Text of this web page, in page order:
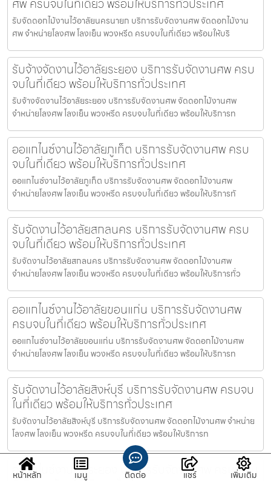
รับจัดดอกไม้งานไว้อาลัยนครนายก บริการรับจัดงานศพ จัดดอกไม้งาน
ศพ จำหน่ายโลงศพ โลงเย็น พวงหรีด ครบจบในที่เดียว พร้อมให้บริ
รับจ้างจัดงานไว้อาลัยระยอง บริการรับจัดงานศพ ครบ
จบในที่เดียว พร้อมให้บริการทั่วประเทศ
รับจ้างจัดงานไว้อาลัยระยอง บริการรับจัดงานศพ จัดดอกไม้งานศพ
จำหน่ายโลงศพ โลงเย็น พวงหรีด ครบจบในที่เดียว พร้อมให้บริการท
ออแกไนซ์งานไว้อาลัยภูเก็ต บริการรับจัดงานศพ ครบ
จบในที่เดียว พร้อมให้บริการทั่วประเทศ
ออแกไนซ์งานไว้อาลัยภูเก็ต บริการรับจัดงานศพ จัดดอกไม้งานศพ
จำหน่ายโลงศพ โลงเย็น พวงหรีด ครบจบในที่เดียว พร้อมให้บริการทั
รับจัดงานไว้อาลัยสกลนคร บริการรับจัดงานศพ ครบ
จบในที่เดียว พร้อมให้บริการทั่วประเทศ
รับจัดงานไว้อาลัยสกลนคร บริการรับจัดงานศพ จัดดอกไม้งานศพ
จำหน่ายโลงศพ โลงเย็น พวงหรีด ครบจบในที่เดียว พร้อมให้บริการทั่ว
ออแกไนซ์งานไว้อาลัยขอนแก่น บริการรับจัดงานศพ
ครบจบในที่เดียว พร้อมให้บริการทั่วประเทศ
ออแกไนซ์งานไว้อาลัยขอนแก่น บริการรับจัดงานศพ จัดดอกไม้งานศพ
จำหน่ายโลงศพ โลงเย็น พวงหรีด ครบจบในที่เดียว พร้อมให้บริการท
รับจัดงานไว้อาลัยสิงห์บุรี บริการรับจัดงานศพ ครบจบ
ในที่เดียว พร้อมให้บริการทั่วประเทศ
รับจัดงานไว้อาลัยสิงห์บุรี บริการรับจัดงานศพ จัดดอกไม้งานศพ จำหน่าย
โลงศพ โลงเย็น พวงหรีด ครบจบในที่เดียว พร้อมให้บริการท
ออแกไนซ์งานศพระยอง บริการรับจัดงานศพ ครบจบใน
หน้าหลัก เมนู ติดต่อ แชร์ เพิ่มเติม